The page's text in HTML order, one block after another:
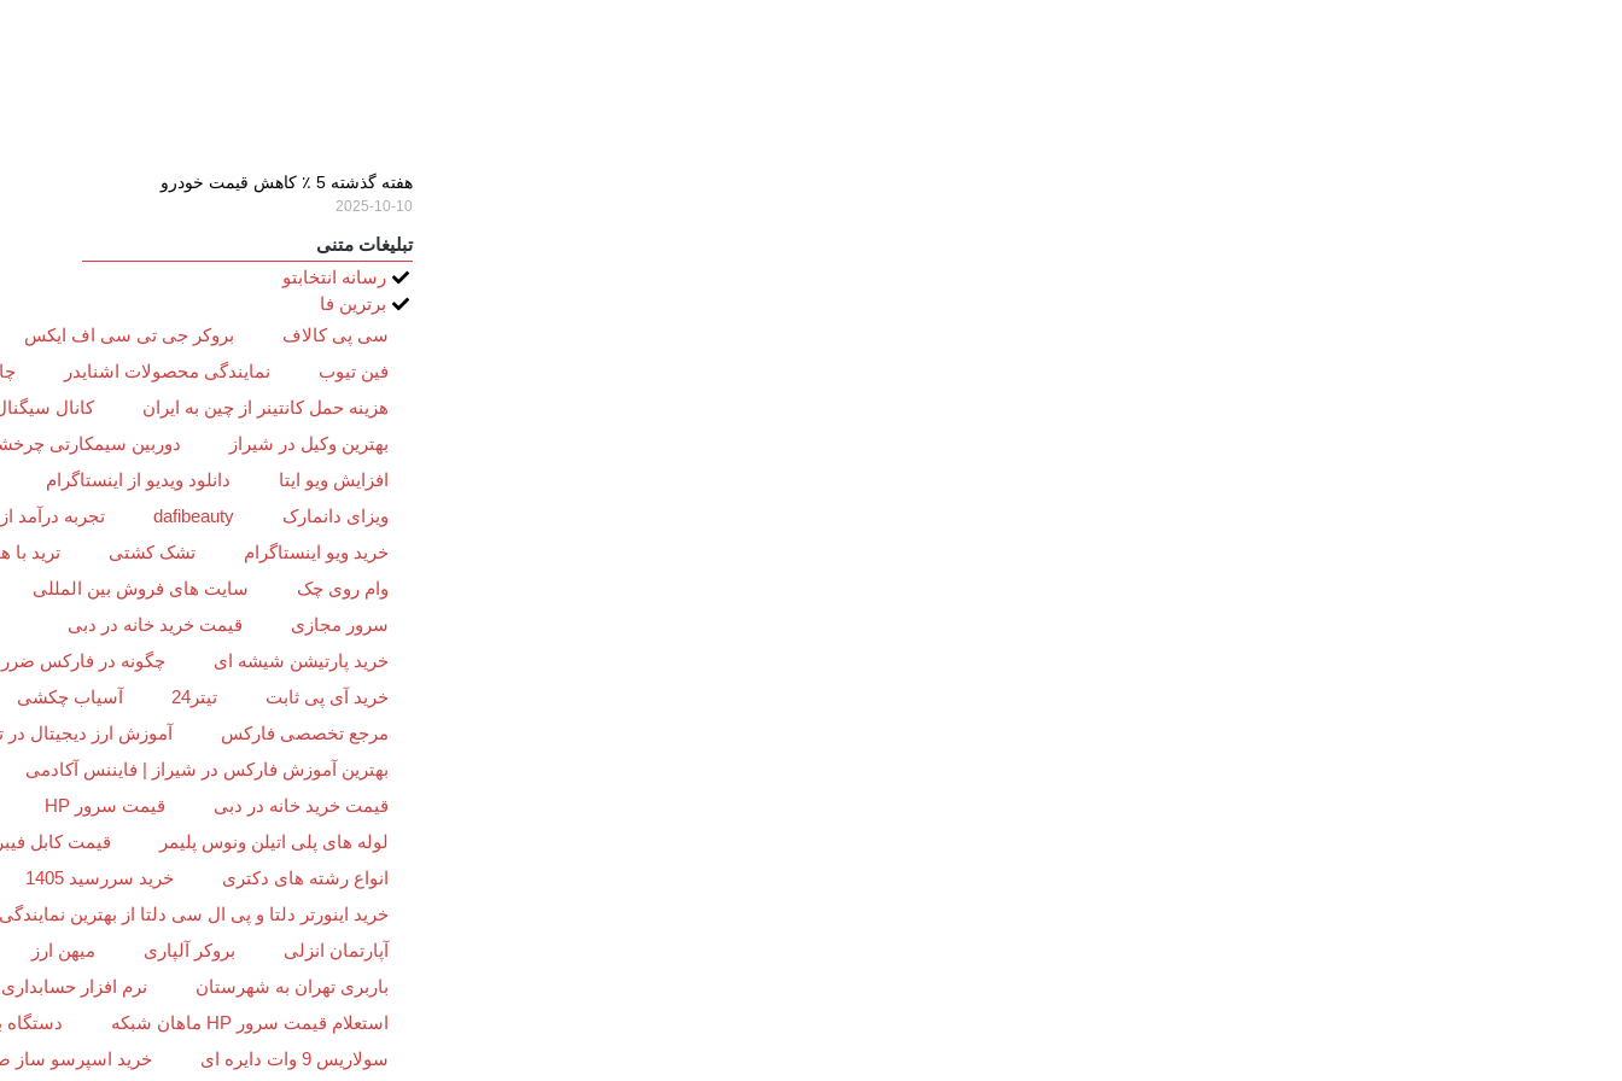
هفته گذشته 5 ٪ کاهش قیمت خودرو
2025-10-10
تبلیغات متنی
رسانه انتخابتو
برترین فا
سی پی کالاف
بروکر جی تی سی اف ایکس
فین تیوب
نمایندگی محصولات اشنایدر
هزینه حمل کانتینر از چین به ایران
کانال
بهترین وکیل در شیراز
دوربین سیمکارتی
افزایش ویو ایتا
دانلود ویدیو از اینستاگرام
ویزای دانمارک
dafibeauty
تجربه درآمد
خرید ویو اینستاگرام
تشک کشتی
ترید
وام روی چک
سایت های فروش بین المللی
سرور مجازی
قیمت خرید خانه در دبی
خرید پارتیشن شیشه ای
چگونه در فارکس ضرر
خرید آی پی ثابت
تیتر24
آسیاب چکشی
مرجع تخصصی فارکس
آموزش ارز دیجیتال در
بهترین آموزش فارکس در شیراز | فایننس آکادمی
قیمت خرید خانه در دبی
قیمت سرور HP
لوله های پلی اتیلن ونوس پلیمر
قیمت کابل
انواع رشته های دکتری
خرید سررسید 1405
خرید اینورتر دلتا و پی ال سی دلتا از بهترین نمایندگی
آپارتمان انزلی
بروکر آلپاری
میهن ارز
باربری تهران به شهرستان
نرم افزار حسابداری
استعلام قیمت سرور HP ماهان شبکه
دستگاه
سولاریس 9 وات دایره ای
خرید اسپرسو ساز